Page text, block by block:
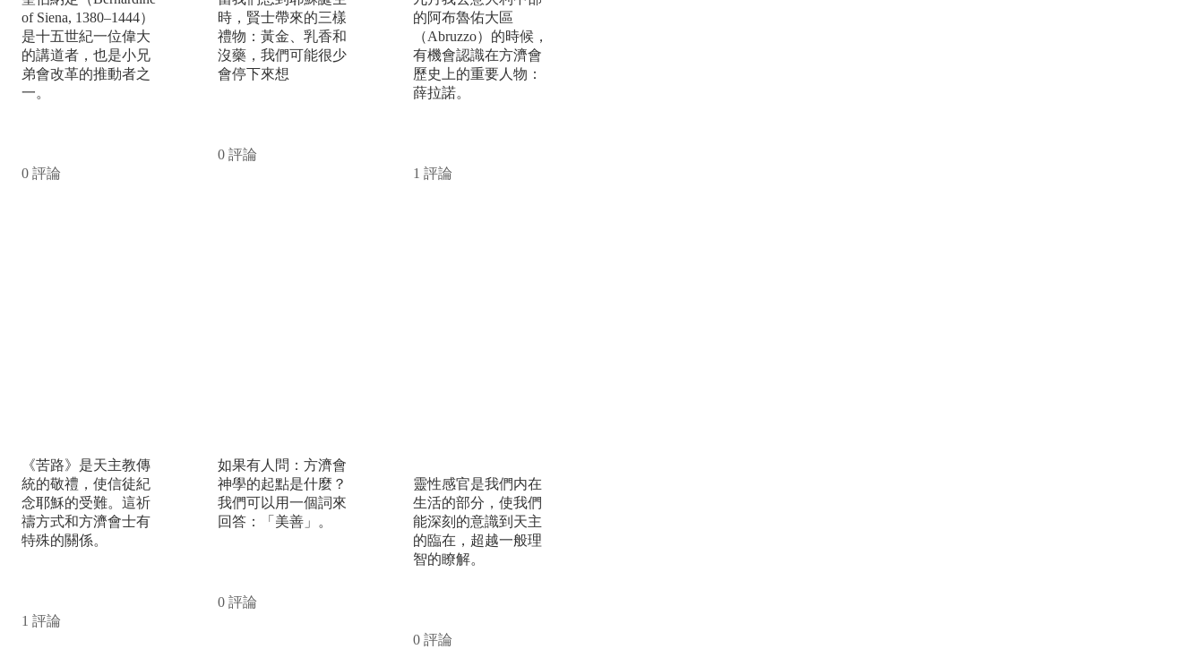
of Siena, 1380–1444）
是十五世紀一位偉大
的講道者，也是小兄
弟會改革的推動者之
一。
0 評論
時，賢士帶來的三樣
禮物：黃金、乳香和
沒藥，我們可能很少
會停下來想
0 評論
的阿布魯佑大區
（Abruzzo）的時候，
有機會認識在方濟會
歷史上的重要人物：
薛拉諾。
1 評論
《苦路》是天主教傳
統的敬禮，使信徒紀
念耶穌的受難。這祈
禱方式和方濟會士有
特殊的關係。
1 評論
如果有人問：方濟會
神學的起點是什麼？
我們可以用一個詞來
回答：「美善」。
0 評論
靈性感官是我們内在
生活的部分，使我們
能深刻的意識到天主
的臨在，超越一般理
智的瞭解。
0 評論